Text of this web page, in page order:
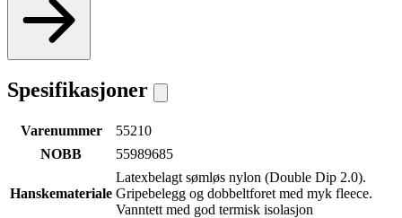
Spesifikasjoner
Varenummer
55210
NOBB
55989685
Hanskemateriale
Latexbelagt sømløs nylon (Double Dip 2.0).
Gripebelegg og dobbeltforet med myk fleece.
Vanntett med god termisk isolasjon